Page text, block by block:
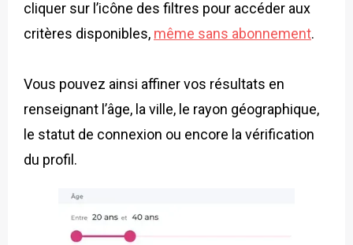
cliquer sur l’icône des filtres pour accéder aux
critères disponibles, même sans abonnement.
Vous pouvez ainsi affiner vos résultats en
renseignant l’âge, la ville, le rayon géographique,
le statut de connexion ou encore la vérification
du profil.